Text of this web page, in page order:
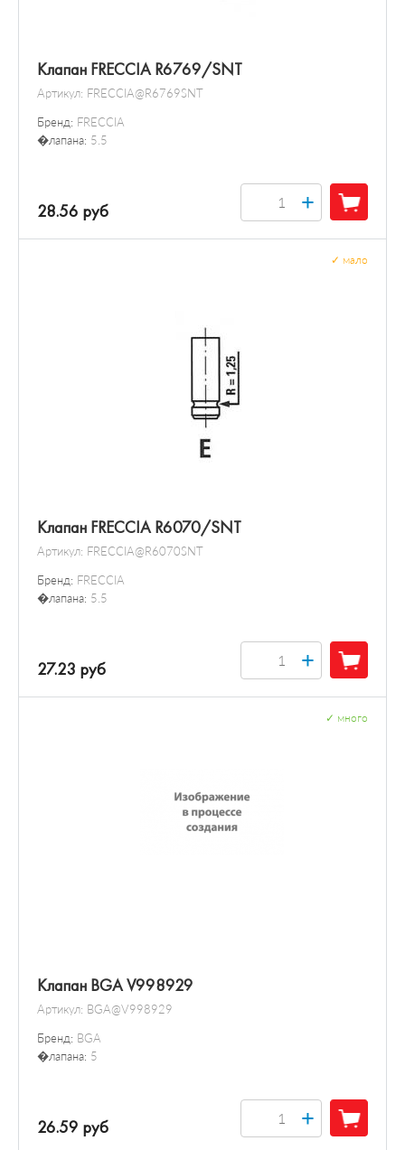
Клапан FRECCIA R6769/SNT
Артикул: FRECCIA@R6769SNT
Бренд: FRECCIA
�лапана: 5.5
28.56 руб +
Клапан FRECCIA R6070/SNT
Артикул: FRECCIA@R6070SNT
Бренд: FRECCIA
�лапана: 5.5
мало
27.23 руб +
Клапан BGA V998929
Артикул: BGA@V998929
Бренд: BGA
�лапана: 5
много
26.59 руб +